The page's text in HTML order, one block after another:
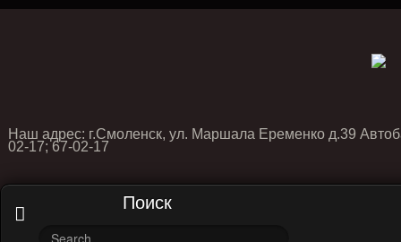
Наш адрес: г.Смоленск, ул. Маршала Еременко д.39
02-17; 67-02-17
Поиск